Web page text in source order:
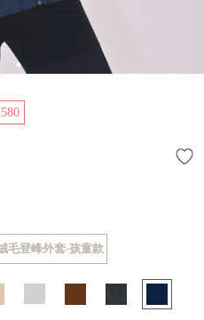
毛登峰外套-孩童款